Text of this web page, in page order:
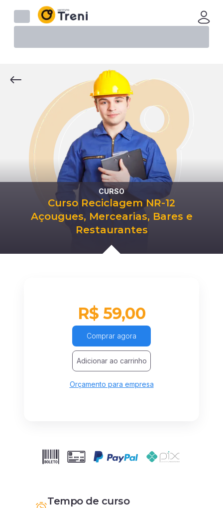
CURSO
Curso Reciclagem NR-12
Açougues, Mercearias, Bares e
Restaurantes
R$ 59,00
Comprar agora
Adicionar ao carrinho
Orçamento para empresa
Tempo de curso